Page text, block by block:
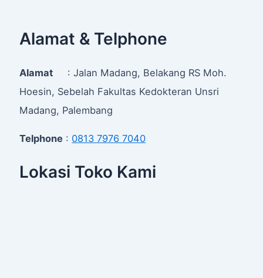
Alamat & Telphone
Alamat : Jalan Madang, Belakang RS Moh.
Hoesin, Sebelah Fakultas Kedokteran Unsri
Madang, Palembang
Telphone : 0813 7976 7040
Lokasi Toko Kami